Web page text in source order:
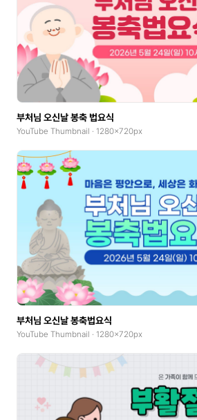
부처님 오신날 봉축 법요식
YouTube Thumbnail · 1280x720px
부처님 오신날 봉축법요식
YouTube Thumbnail · 1280x720px